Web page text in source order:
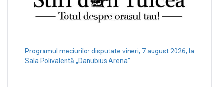
Programul meciurilor disputate vineri, 7 august 2026, la
Sala Polivalentă „Danubius Arena”